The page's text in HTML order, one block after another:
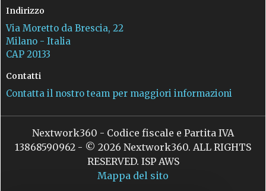
Indirizzo
Via Moretto da Brescia, 22
Milano - Italia
CAP 20133
Contatti
Contatta il nostro team per maggiori informazioni
Nextwork360 - Codice fiscale e Partita IVA
13868590962 - © 2026 Nextwork360. ALL RIGHTS
RESERVED. ISP AWS
Mappa del sito